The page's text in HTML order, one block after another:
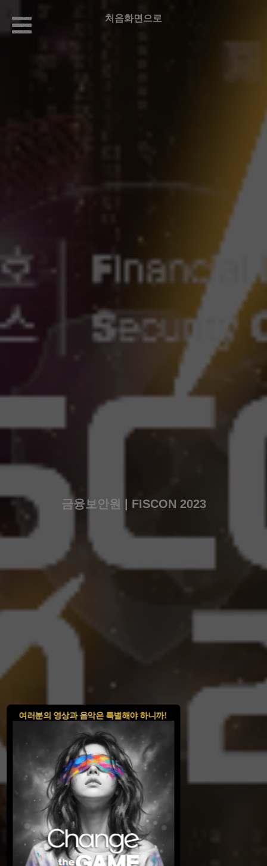
여러분의 영상과 음악은 특별해야 하니까!
처음화면으로
금융보안원 | FISCON 2023